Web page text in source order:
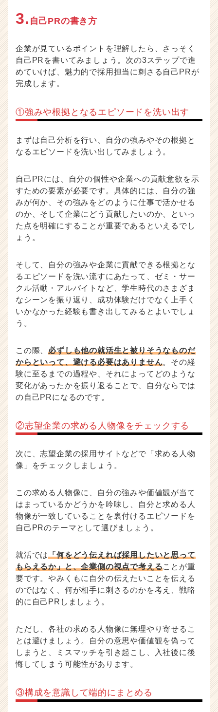
3. 自己PRの書き方
企業が見ているポイントを理解したら、さっそく
自己PRを書いてみましょう。次の3ステップで進
めていけば、魅力的で採用担当に刺さる自己PRが
完成します。
①強みや根拠となるエピソードを洗い出す
まずは自己分析を行い、自分の強みやその根拠と
なるエピソードを洗い出してみましょう。
自己PRには、自分の個性や企業への貢献意欲を示
すための要素が必要です。具体的には、自分の強
みが何か、その強みをどのように仕事で活かせる
のか、そして企業にどう貢献したいのか、といっ
た点を明確にすることが重要であるといえるでし
ょう。
そして、自分の強みや企業に貢献できる根拠とな
るエピソードを洗い流すにあたって、ゼミ・サー
クル活動・アルバイトなど、学生時代のさまざま
なシーンを振り返り、成功体験だけでなく上手く
いかなかった経験も書き出してみるとよいでしょ
う。
この際、必ずしも他の就活生と被りそうなものだ
からといって、避ける必要はありません。その経
験に至るまでの過程や、それによってどのような
変化があったかを振り返ることで、自分ならでは
の自己PRになるのです。
②志望企業の求める人物像をチェックする
次に、志望企業の採用サイトなどで「求める人物
像」をチェックしましょう。
この求める人物像に、自分の強みや価値観が当て
はまっているかどうかを吟味し、自分と求める人
物像が一致していることを裏付けるエピソードを
自己PRのテーマとして選びましょう。
就活では「何をどう伝えれば採用したいと思って
もらえるか」と、企業側の視点で考えることが重
要です。やみくもに自分の伝えたいことを伝える
のではなく、何が相手に刺さるのかを考え、戦略
的に自己PRしましょう。
ただし、各社の求める人物像に無理やり寄せるこ
とは避けましょう。自分の意思や価値観を偽って
しまうと、ミスマッチを引き起こし、入社後に後
悔してしまう可能性があります。
③構成を意識して端的にまとめる